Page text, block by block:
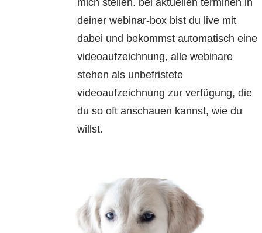
deiner webinar-box bist du live mit
dabei und bekommst automatisch eine
videoaufzeichnung, alle webinare
stehen als unbefristete
videoaufzeichnung zur verfügung, die
du so oft anschauen kannst, wie du
willst.